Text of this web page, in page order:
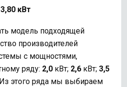
кВт
модель подходящей
производителей
с мощностями,
ряду: 2,0 кВт; 2,6 кВт; 3,5
этого ряда мы выбираем